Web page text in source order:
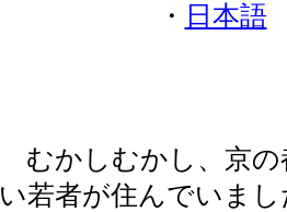
・ 日本語
むかしむかし、京の
い若者が住んでいまし